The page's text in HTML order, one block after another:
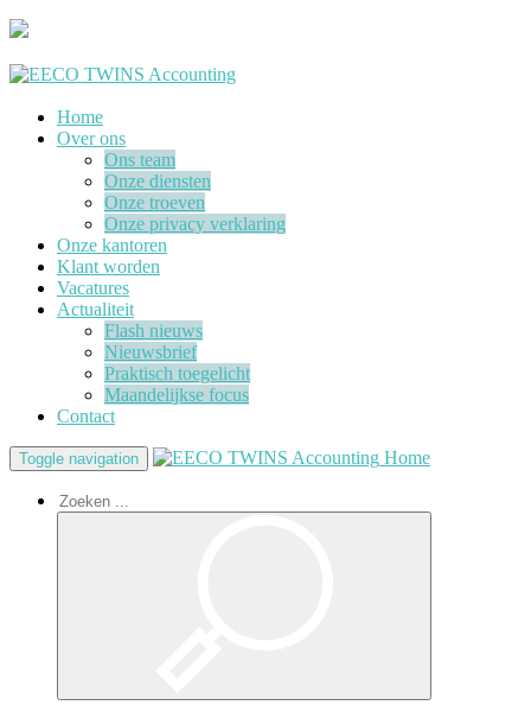
Home
Over ons
Ons team
Onze diensten
Onze troeven
Onze privacy verklaring
Onze kantoren
Klant worden
Vacatures
Actualiteit
Flash nieuws
Nieuwsbrief
Praktisch toegelicht
Maandelijkse focus
Contact
Toggle navigation Home